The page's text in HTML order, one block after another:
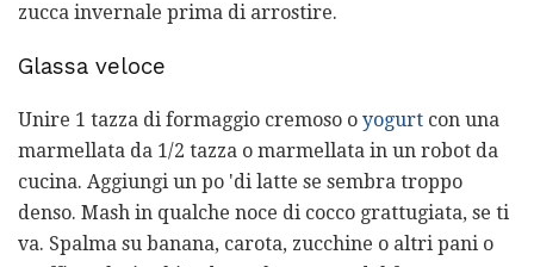
zucca invernale prima di arrostire.
Glassa veloce
Unire 1 tazza di formaggio cremoso o yogurt con una
marmellata da 1/2 tazza o marmellata in un robot da
cucina. Aggiungi un po 'di latte se sembra troppo
denso. Mash in qualche noce di cocco grattugiata, se ti
va. Spalma su banana, carota, zucchine o altri pani o